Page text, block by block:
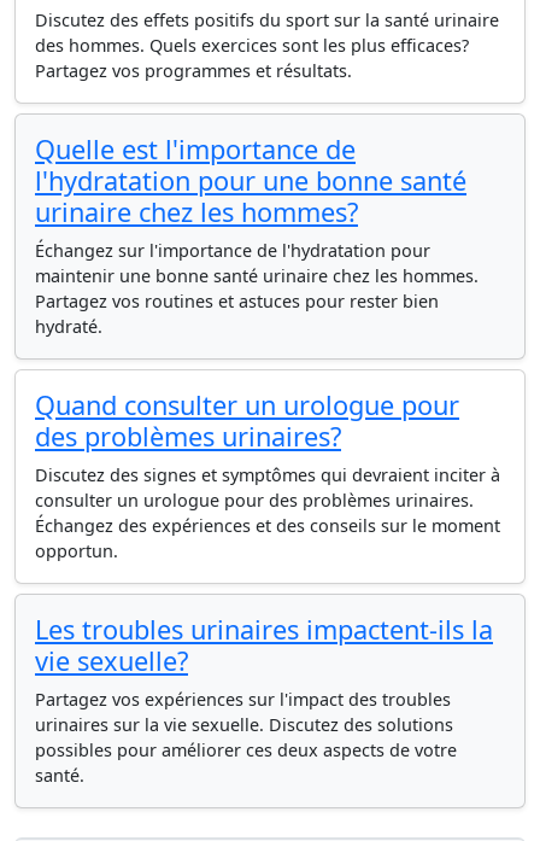
Discutez des effets positifs du sport sur la santé urinaire
des hommes. Quels exercices sont les plus efficaces?
Partagez vos programmes et résultats.
Quelle est l'importance de
l'hydratation pour une bonne santé
urinaire chez les hommes?
Échangez sur l'importance de l'hydratation pour
maintenir une bonne santé urinaire chez les hommes.
Partagez vos routines et astuces pour rester bien
hydraté.
Quand consulter un urologue pour
des problèmes urinaires?
Discutez des signes et symptômes qui devraient inciter à
consulter un urologue pour des problèmes urinaires.
Échangez des expériences et des conseils sur le moment
opportun.
Les troubles urinaires impactent-ils la
vie sexuelle?
Partagez vos expériences sur l'impact des troubles
urinaires sur la vie sexuelle. Discutez des solutions
possibles pour améliorer ces deux aspects de votre
santé.